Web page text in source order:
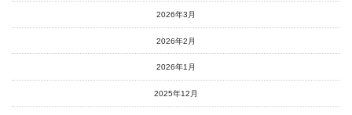
2026年3月
2026年2月
2026年1月
2025年12月